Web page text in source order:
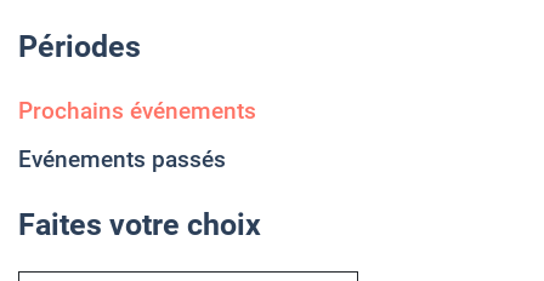
Périodes
Prochains événements
Evénements passés
Faites votre choix